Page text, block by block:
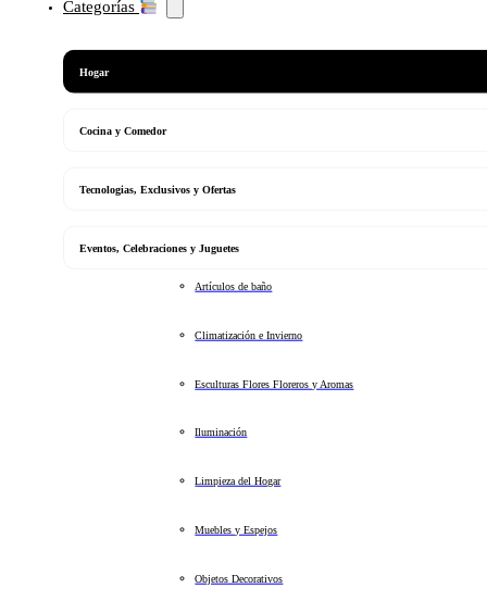
Categorías
Hogar
Cocina y Comedor
Tecnologias, Exclusivos y Ofertas
Eventos, Celebraciones y Juguetes
Artículos de baño
Climatización e Invierno
Esculturas Flores Floreros y Aromas
Iluminación
Limpieza del Hogar
Muebles y Espejos
Objetos Decorativos